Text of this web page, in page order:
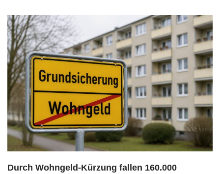
Durch Wohngeld-Kürzung fallen 160.000